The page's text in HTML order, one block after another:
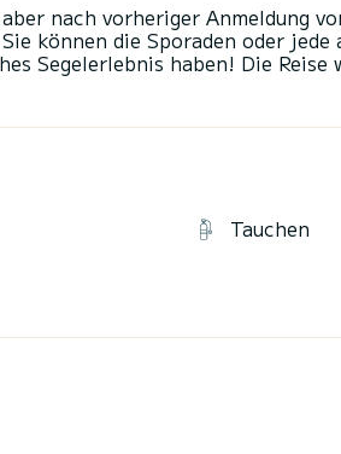
nach vorheriger Anmeldung
können die Sporaden oder jede
Segelerlebnis haben! Die
Tauchen